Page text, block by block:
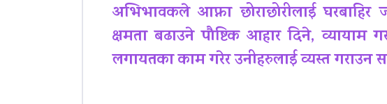
अभिभावकले आफ्ना छोराछोरीलाई घरबाहिर
क्षमता बढाउने पौष्टिक आहार दिने, व्यायाम
लगायतका काम गरेर उनीहरुलाई व्यस्त गराउन